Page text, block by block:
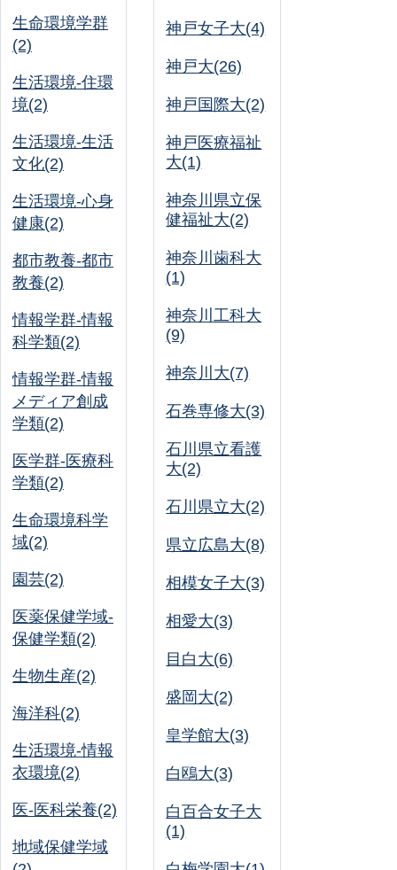
生命環境学群
(2)
生活環境-住環
境(2)
生活環境-生活
文化(2)
生活環境-心身
健康(2)
都市教養-都市
教養(2)
情報学群-情報
科学類(2)
情報学群-情報
メディア創成
学類(2)
医学群-医療科
学類(2)
生命環境科学
域(2)
園芸(2)
医薬保健学域-
保健学類(2)
生物生産(2)
海洋科(2)
生活環境-情報
衣環境(2)
医-医科栄養(2)
地域保健学域
神戸女子大(4)
神戸大(26)
神戸国際大(2)
神戸医療福祉
大(1)
神奈川県立保
健福祉大(2)
神奈川歯科大
(1)
神奈川工科大
(9)
神奈川大(7)
石巻専修大(3)
石川県立看護
大(2)
石川県立大(2)
県立広島大(8)
相模女子大(3)
相愛大(3)
目白大(6)
盛岡大(2)
皇学館大(3)
白鴎大(3)
白百合女子大
(1)